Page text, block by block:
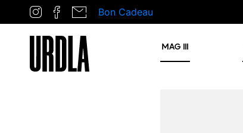
Bon Cadeau
MAG III